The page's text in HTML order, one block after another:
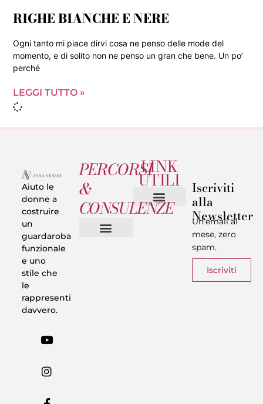
RIGHE BIANCHE E NERE
Ogni tanto mi piace dirvi cosa ne penso delle mode del
momento, e di solito non ne penso un gran che bene. Un po’
perché
LEGGI TUTTO »
Aiuto le
donne a
costruire
un
guardaroba
funzionale
e uno
stile che
le
rappresenti
davvero.
PERCORSI
&
CONSULENZE
LINK
UTILI Iscriviti
alla
Newsletter
Un’email al
mese, zero
spam.
Iscriviti